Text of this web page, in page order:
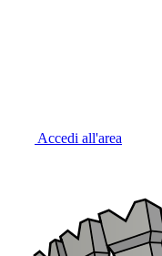
Accedi all'area